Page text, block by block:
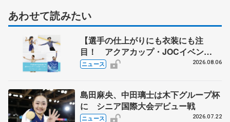
あわせて読みたい
【選手の仕上がりにも衣装にも注
目！ アクアカップ・JOCイベン
ト】 ポッドキャスト#76を配信
ニュース 2026.08.06
島田麻央、中田璃士は木下グループ杯
に シニア国際大会デビュー戦
ニュース 2026.07.22